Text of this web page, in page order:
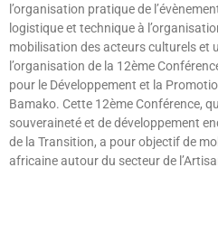
l’organisation pratique de
logistique et technique à
mobilisation des acteurs culturels et
l’organisation de la 12ème
pour le Développement et la
Bamako. Cette 12ème Conférence,
souveraineté et de développement
de la Transition, a pour objectif de
africaine autour du secteur de